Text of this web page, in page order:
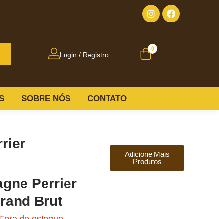
Login / Registro
0
SOBRE NÓS CONTATO
Perrier
Brut
Adicione Mais
Produtos